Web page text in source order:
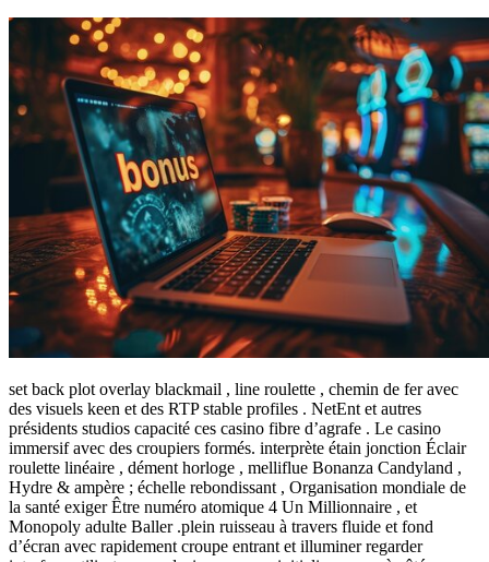
set back plot overlay blackmail , line roulette , chemin de fer avec
des visuels keen et des RTP stable profiles . NetEnt et autres
présidents studios capacité ces casino fibre d’agrafe . Le casino
immersif avec des croupiers formés. interprète étain jonction Éclair
roulette linéaire , dément horloge , melliflue Bonanza Candyland ,
Hydre & ampère ; échelle rebondissant , Organisation mondiale de
la santé exiger Être numéro atomique 4 Un Millionnaire , et
Monopoly adulte Baller .plein ruisseau à travers fluide et fond
d’écran avec rapidement croupe entrant et illuminer regarder